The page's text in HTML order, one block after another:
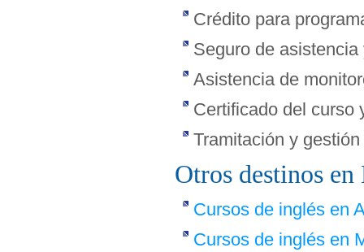
Crédito para
Seguro de
Asistencia de
Certificado del curso
Tramitación y
Otros destinos
Cursos de inglés en
Cursos de inglés en